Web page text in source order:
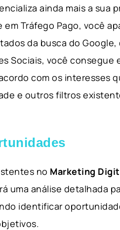
ainda mais a sua
Tráfego Pago, você
da busca do Google,
Sociais, você consegue
com os interesses
e outros filtros
no Marketing
uma análise detalhada
identificar